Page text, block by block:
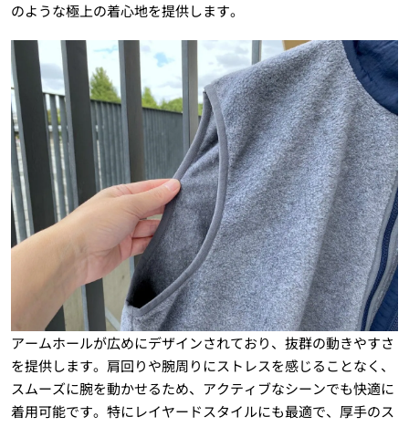
のような極上の着心地を提供します。
アームホールが広めにデザインされており、抜群の動きやすさ
を提供します。肩回りや腕周りにストレスを感じることなく、
スムーズに腕を動かせるため、アクティブなシーンでも快適に
着用可能です。特にレイヤードスタイルにも最適で、厚手のス